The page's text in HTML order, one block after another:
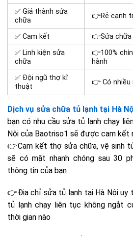
✅ Giá thành sửa
chữa
👉Rẻ cạnh
✅ Cam kết
👉Sửa chữa
✅ Linh kiện sửa
chữa
👉100%
hành
✅ Đội ngũ thợ kĩ
thuật
👉 Có nhiều
Dịch vụ sửa chữa tủ lạnh tại Hà
bạn có nhu cầu sửa tủ lạnh chạy
Nội của Baotriso1 sẽ được cam kết
👉Cam kết thợ sửa chữa,vệ sinh
sẽ có mặt nhanh chóng sau 30
thông tin của bạn
👉Địa chỉ sửa tủ lạnh tại Hà Nội uy
tủ lạnh chạy liên tục không ngắt
thời gian nào